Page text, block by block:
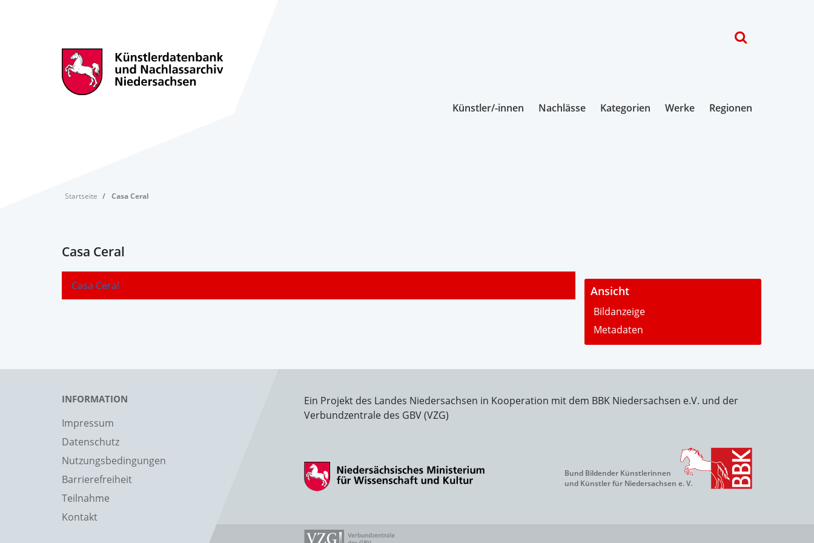
Künstler/-innen Nachlässe Kategorien Werke Regionen
Startseite Casa Ceral
Casa Ceral
Casa Ceral - Ansicht
Bildanzeige
Metadaten
INFORMATION
Impressum
Datenschutz
Nutzungsbedingungen
Barrierefreiheit
Teilnahme
Kontakt
Ein Projekt des Landes Niedersachsen in Kooperation mit dem BBK Niedersachsen e.V. und der
Verbundzentrale des GBV (VZG)
Bund Bildender Künstlerinnen
und Künstler für Niedersachsen e. V.